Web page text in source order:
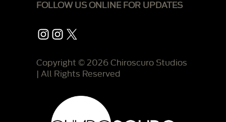
FOLLOW US ONLINE FOR UPDATES
Instagram
Instagram
X
Copyright © 2026 Chiroscuro Studios
| All Rights Reserved